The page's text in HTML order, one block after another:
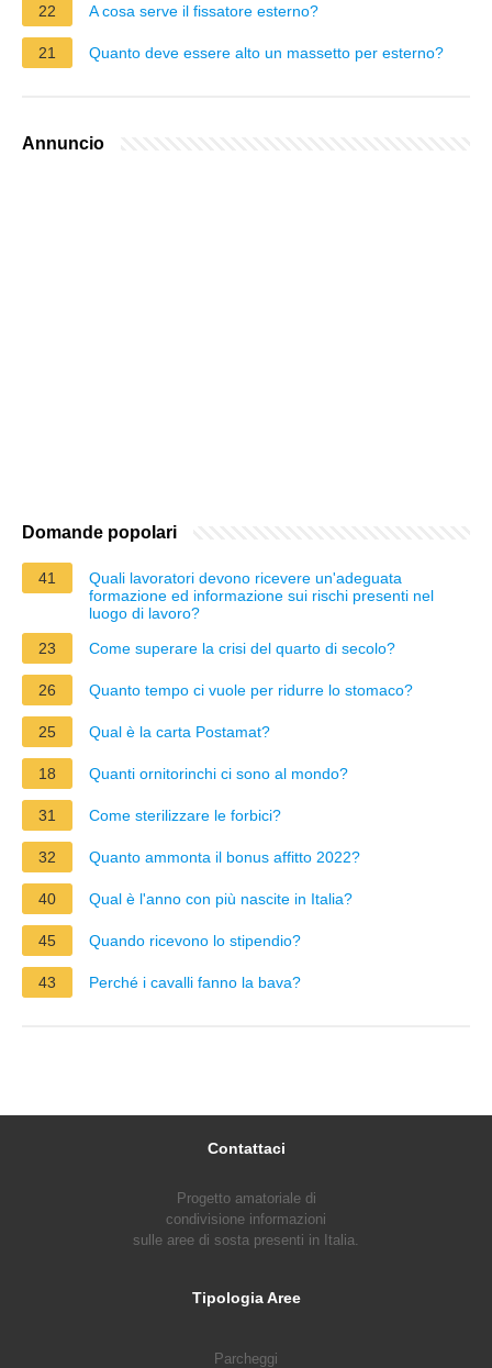
22 A cosa serve il fissatore esterno?
21 Quanto deve essere alto un massetto per esterno?
Annuncio
Domande popolari
41
Quali lavoratori devono ricevere un'adeguata
formazione ed informazione sui rischi presenti nel
luogo di lavoro?
23
Come superare la crisi del quarto di secolo?
26 Quanto tempo ci vuole per ridurre lo stomaco?
25 Qual è la carta Postamat?
18 Quanti ornitorinchi ci sono al mondo?
31 Come sterilizzare le forbici?
32 Quanto ammonta il bonus affitto 2022?
40 Qual è l'anno con più nascite in Italia?
45 Quando ricevono lo stipendio?
43 Perché i cavalli fanno la bava?
Contattaci
Progetto amatoriale di
condivisione informazioni
sulle aree di sosta presenti in Italia.
Tipologia Aree
Parcheggi